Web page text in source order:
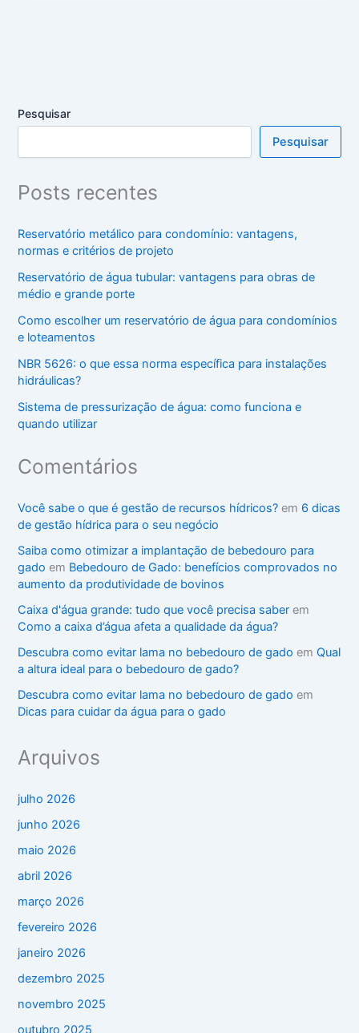
Pesquisar
Pesquisar
Posts recentes
Reservatório metálico para condomínio: vantagens,
normas e critérios de projeto
Reservatório de água tubular: vantagens para obras de
médio e grande porte
Como escolher um reservatório de água para condomínios
e loteamentos
NBR 5626: o que essa norma específica para instalações
hidráulicas?
Sistema de pressurização de água: como funciona e
quando utilizar
Comentários
Você sabe o que é gestão de recursos hídricos? em 6 dicas
de gestão hídrica para o seu negócio
Saiba como otimizar a implantação de bebedouro para
gado em Bebedouro de Gado: benefícios comprovados no
aumento da produtividade de bovinos
Caixa d'água grande: tudo que você precisa saber em
Como a caixa d’água afeta a qualidade da água?
Descubra como evitar lama no bebedouro de gado em Qual
a altura ideal para o bebedouro de gado?
Descubra como evitar lama no bebedouro de gado em
Dicas para cuidar da água para o gado
Arquivos
julho 2026
junho 2026
maio 2026
abril 2026
março 2026
fevereiro 2026
janeiro 2026
dezembro 2025
novembro 2025
outubro 2025